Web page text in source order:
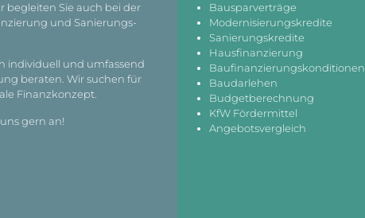
begleiten Sie auch bei der
und Sanierungs­
individuell und umfassend
beraten. Wir suchen für
Finanzkonzept.
gern an!
Bausparverträge
Modernisierungskredite
Sanierungskredite
Hausfinanzierung
Baufinanzierungskonditionen
Baudarlehen
Budgetberechnung
KfW Fördermittel
Angebotsvergleich